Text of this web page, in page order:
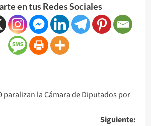
en tus Redes Sociales
paralizan la Cámara de Diputados por
Siguiente: